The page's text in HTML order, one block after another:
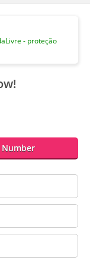
- proteção
Number